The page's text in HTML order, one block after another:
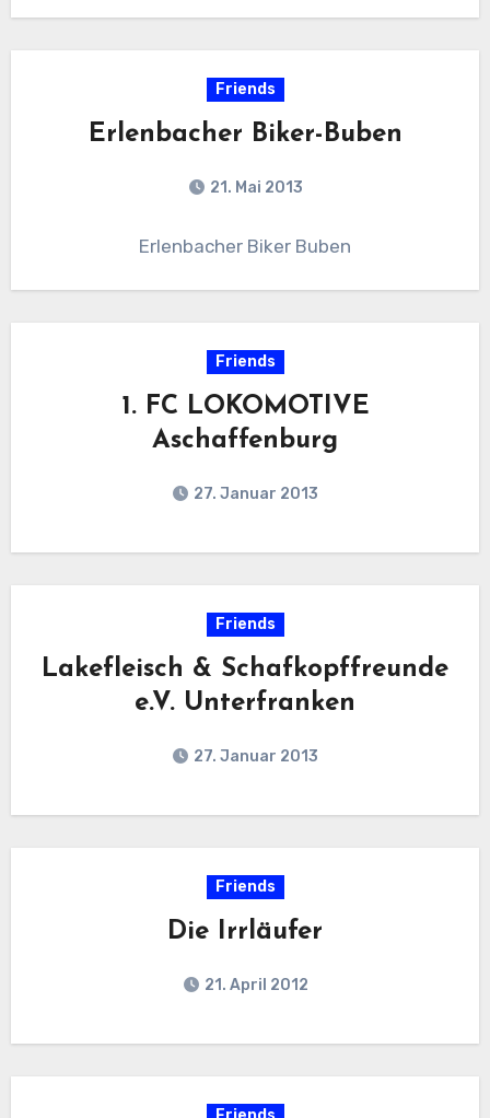
Friends
Erlenbacher Biker-Buben
21. Mai 2013
Erlenbacher Biker Buben
Friends
1. FC LOKOMOTIVE
Aschaffenburg
27. Januar 2013
Friends
Lakefleisch & Schafkopffreunde
e.V. Unterfranken
27. Januar 2013
Friends
Die Irrläufer
21. April 2012